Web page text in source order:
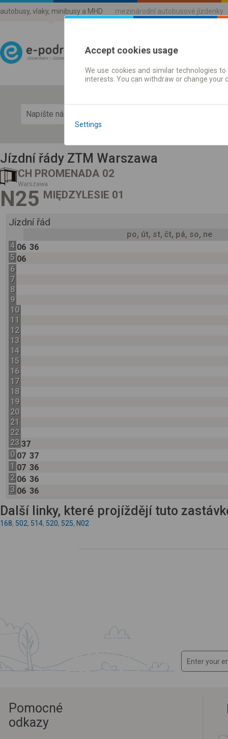
autobusy, vlaky, minibusy a MHD mezinárodní autobusové jízdenky
Jízdni řády a jízdenky
Jízdní řády ZTM Warszawa
CH PROMENADA 02
Warszawa
N25 MIĘDZYLESIE 01
Jízdní řád
po, út, st, čt, pá, so, ne
4 06 36
5 06
6
7
8
9
10
11
12
13
14
15
16
17
18
19
20
21
22
23 37
0 07 37
1 07 36
2 06 36
3 06 36
Další linky, které projíždějí tuto
168, 502, 514, 520, 525, N02
Pomocné
odkazy
Accept cookies usage
We use cookies and similar technologies
interests. You can withdraw or change
Settings